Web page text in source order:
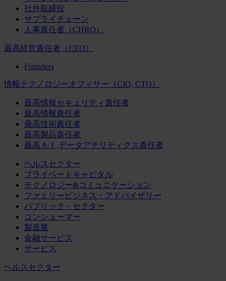
社外取締役
サプライチェーン
人事責任者（CHRO）
最高経営責任者（CEO）
Founders
情報テクノロジーオフィサー（CIO, CTO）
最高情報セキュリティ責任者
最高情報責任者
最高技術責任者
最高製品責任者
最高ＡＩ,データアナリティクス責任者
ヘルスセクター
プライベートキャピタル
テクノロジー&コミュニケーション
ファミリービジネス・アドバイザリー
パブリック・セクター
コンシューマー
製造業
金融サービス
サービス
ヘルスセクター